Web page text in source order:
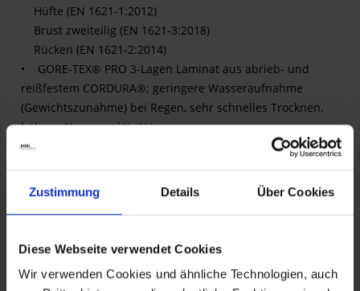
Zustimmung Details Über Cookies
Diese Webseite verwendet Cookies
Wir verwenden Cookies und ähnliche Technologien, auch
Hüfte (EN 1621-1:2012)
Brust zweiteilig (EN 1621-3:2018)
Rücken (EN 1621-2:2014)
• GORE-TEX® PRO 3-Lagen Laminat aus abrieb- und
reißfestem CORDURA®; geringere Wasseraufnahme
(Gewichtszunahme) bei Regen, sehr schnelles Trocknen,
höhere Atmungsaktivität
• ARMACOR™ Verstärkung an der Innenseite des
• ausschließliche Verwendung hochwertigster YKK®
Zipper (u.a. AquaSeal® auf Brust, AquaGuard® wenn
• Reflexmaterial in menschlicher Silhouette
Komfortabel